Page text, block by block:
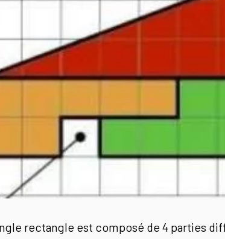
rectangle est composé de 4 parties